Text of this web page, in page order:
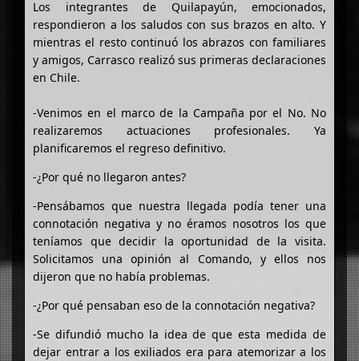
Los integrantes de Quilapayún, emocionados,
respondieron a los saludos con sus brazos en alto. Y
mientras el resto continuó los abrazos con familiares
y amigos, Carrasco realizó sus primeras declaraciones
en Chile.
-Venimos en el marco de la Campaña por el No. No
realizaremos actuaciones profesionales. Ya
planificaremos el regreso definitivo.
-¿Por qué no llegaron antes?
-Pensábamos que nuestra llegada podía tener una
connotación negativa y no éramos nosotros los que
teníamos que decidir la oportunidad de la visita.
Solicitamos una opinión al Comando, y ellos nos
dijeron que no había problemas.
-¿Por qué pensaban eso de la connotación negativa?
-Se difundió mucho la idea de que esta medida de
dejar entrar a los exiliados era para atemorizar a los